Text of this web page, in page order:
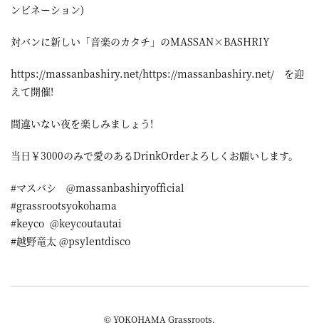
ンビネーション)
対バンに新しい「音楽のカタチ」のMASSAN×BASHRIY
https://massanbashiry.net/https://massanbashiry.net/ を迎
えて開催!
間違いない夜を楽しみましょう!
当日￥3000のみで愛のあるDrinkOrderよろしくお願いします。
#マスバシ @massanbashiryofficial
#grassrootsyokohama
#keyco @keycoutautai
#越野竜太 @psylentdisco
© YOKOHAMA Grassroots.